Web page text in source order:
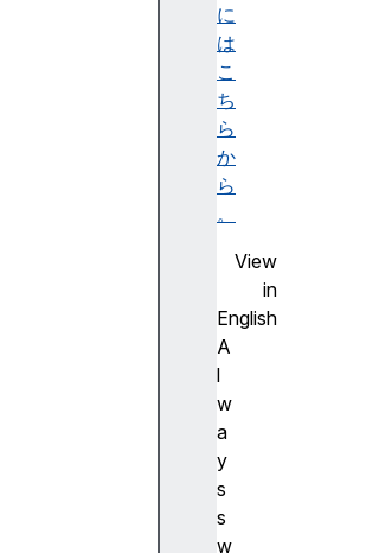
に
は
こ
ち
ら
か
ら
。
View
in
English
A
l
w
a
y
s
s
w